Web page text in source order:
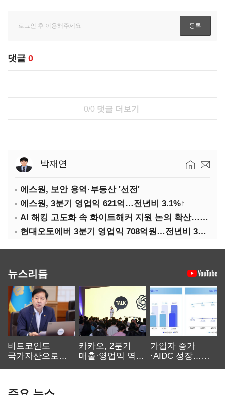
댓글 0
0/0 댓글 더보기
박재연
에스원, 보안 용역·부동산 '선전'
에스원, 3분기 영업익 621억…전년비 3.1%↑
AI 해킹 고도화 속 화이트해커 지원 논의 확산…'버그바운티' 재조명
현대오토에버 3분기 영업익 708억원…전년비 34.8%↑
뉴스리듬
비트코인도
국가자산으로…'
카카오, 2분기
매출·영업익 역대
가입자 증가
·AIDC 성장…